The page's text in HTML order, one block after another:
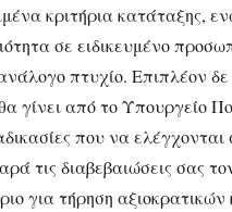
κριτήρια κατάταξης,
σε ειδικευμένο
πτυχίο. Επιπλέον δε
γίνει από το Υπουργείο
που να
τις διαβεβαιώσεις σας
για τήρηση αξιοκρατικών